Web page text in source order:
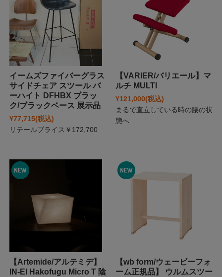
イームズファイバーグラス
サイドチェア スツール バ
ーハイト DFHBX ブラッ
ク/ブラックベース 展示品
¥77,715(税込)
リテールプライス￥172,700
【VARIER/バリエール】マ
ルチ MULTI
¥121,000(税込)
まるで直立している時の腰の状
態へ
【Artemide/アルテミデ】
IN-EI Hakofugu Micro T 陰
【wb form/ウェービーフォ
ーム正規品】 ウルムスツー